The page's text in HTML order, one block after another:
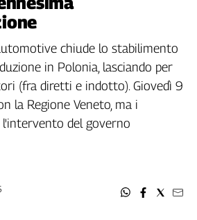
chiude lo stabilimento
in Polonia, lasciando per
(fra diretti e indotto). Giovedì 9
la Regione Veneto, ma i
del governo